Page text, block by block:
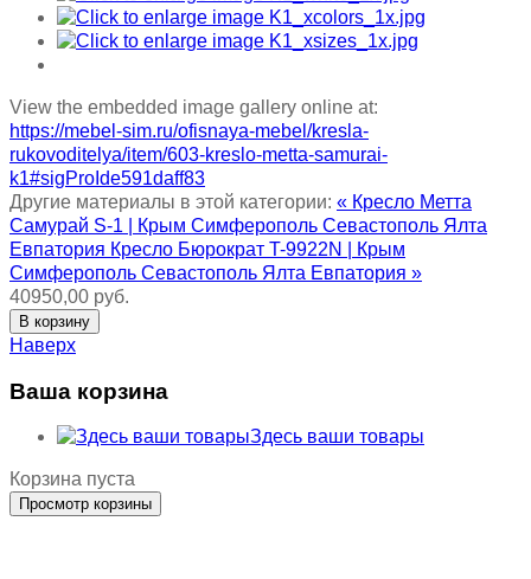
View the embedded image gallery online at:
https://mebel-sim.ru/ofisnaya-mebel/kresla-
rukovoditelya/item/603-kreslo-metta-samurai-
k1#sigProIde591daff83
Другие материалы в этой категории: « Кресло Метта
Самурай S-1 | Крым Симферополь Севастополь Ялта
Евпатория Кресло Бюрократ T-9922N | Крым
Симферополь Севастополь Ялта Евпатория »
40950,00 руб.
Наверх
Ваша корзина
Здесь ваши товары
Корзина пуста